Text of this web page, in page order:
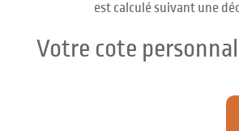
est calculé suivant une
Votre cote